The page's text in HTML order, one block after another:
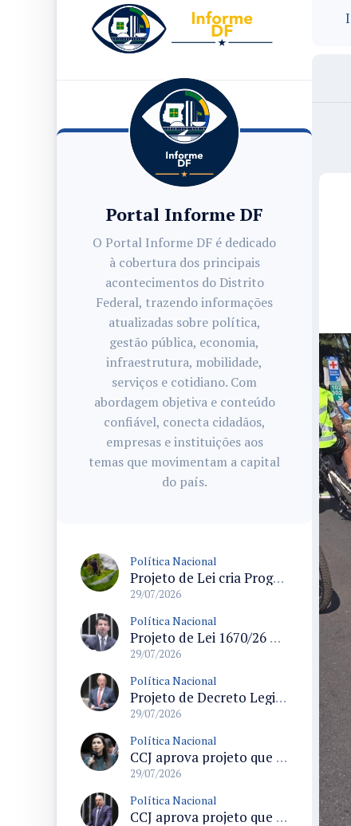
Portal Informe DF
O Portal Informe DF é dedicado
à cobertura dos principais
acontecimentos do Distrito
Federal, trazendo informações
atualizadas sobre política,
gestão pública, economia,
infraestrutura, mobilidade,
serviços e cotidiano. Com
abordagem objetiva e conteúdo
confiável, conecta cidadãos,
empresas e instituições aos
temas que movimentam a capital
do país.
Política Nacional
Projeto de Lei cria Programa Nacional para assentamentos periurbanos e semirrurais com foco na produção familiar
29/07/2026
Política Nacional
Projeto de Lei 1670/26 propõe limite de idade dos táxis em 15 anos e prevê linhas de crédito para renovação da frota
29/07/2026
Política Nacional
Projeto de Decreto Legislativo propõe suspender demarcações de terras indígenas em Santa Catarina e questiona conformidade legal
29/07/2026
Política Nacional
CCJ aprova projeto que formaliza o uso do termo pedofilia no Código Penal e no ECA
29/07/2026
Política Nacional
CCJ aprova projeto que endurece regras para declaração de insanidade mental de acusados em processo penal